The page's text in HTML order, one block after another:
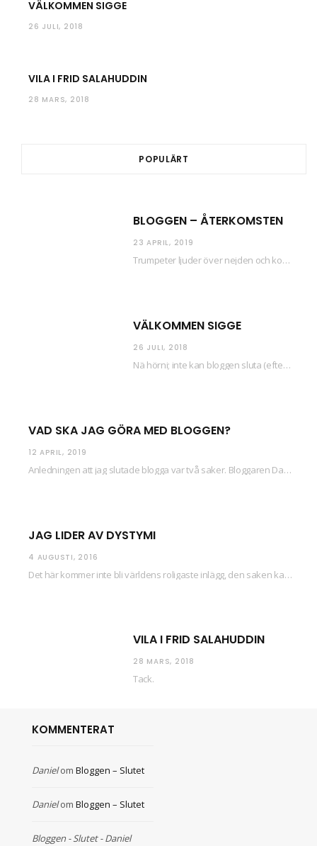
VÄLKOMMEN SIGGE
26 JULI, 2018
VILA I FRID SALAHUDDIN
28 MARS, 2018
POPULÄRT
BLOGGEN – ÅTERKOMSTEN
23 APRIL, 2019
Trumpeter ljuder över nejden och konfetti regnar längsmed husfasaderna – FREDEN ÄR HÄR! Eller ahem.…
VÄLKOMMEN SIGGE
26 JULI, 2018
Nä hörni; inte kan bloggen sluta (eftersom jag så sällan uppdaterar skiten) i sånt supermoll.…
VAD SKA JAG GÖRA MED BLOGGEN?
12 APRIL, 2019
Anledningen att jag slutade blogga var två saker. Bloggaren Daniel skrev ut checkar som personen…
JAG LIDER AV DYSTYMI
4 AUGUSTI, 2016
Det här kommer inte bli världens roligaste inlägg, den saken kan ni räkna med. Det…
VILA I FRID SALAHUDDIN
28 MARS, 2018
Tack.
KOMMENTERAT
Danielom Bloggen – Slutet
Danielom Bloggen – Slutet
Bloggen - Slutet - Daniel